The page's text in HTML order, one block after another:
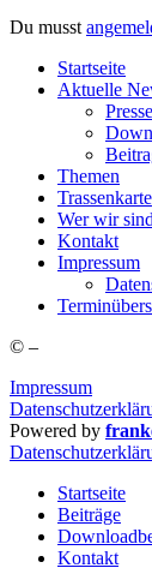
Du musst
Start­sei­te
Aktu­el­le
The­men
Tras­sen­kar­te
Wer wir
Kon­takt
Impres­sum
© –
Impressum
Powered by
Startseite
Beiträge
Kontakt